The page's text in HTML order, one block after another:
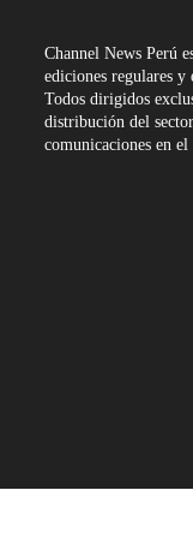
Channel News Perú
ediciones regulares y
Todos dirigidos
distribución del
comunicaciones en el